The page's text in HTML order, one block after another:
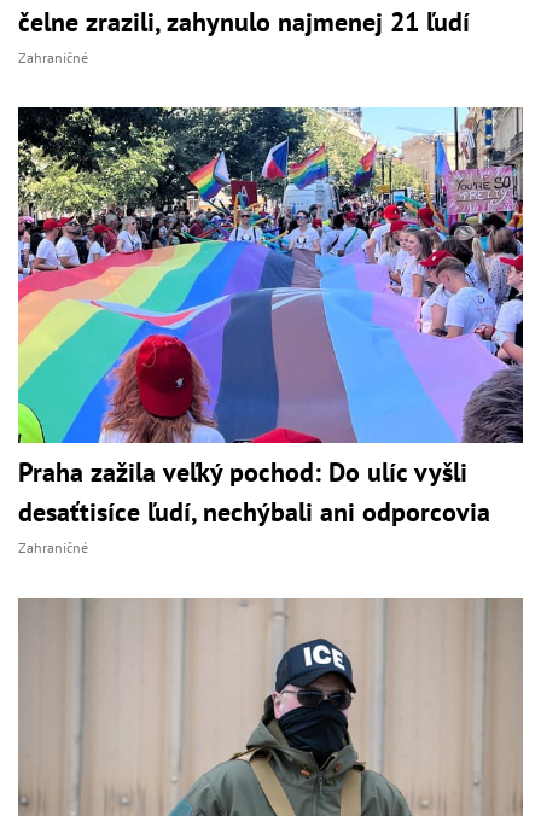
čelne zrazili, zahynulo najmenej 21 ľudí
Zahraničné
Praha zažila veľký pochod: Do ulíc vyšli
desaťtisíce ľudí, nechýbali ani odporcovia
Zahraničné